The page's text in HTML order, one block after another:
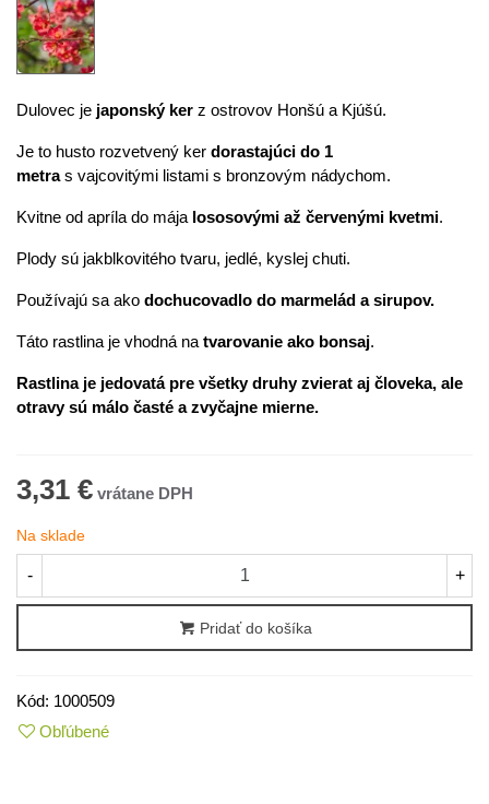
Dulovec je japonský ker z ostrovov Honšú a Kjúšú.
Je to husto rozvetvený ker dorastajúci do 1
metras vajcovitými listami s bronzovým nádychom.
Kvitne od apríla do mája lososovými až červenými kvetmi.
Plody sú jakblkovitého tvaru, jedlé, kyslej chuti.
Používajú sa ako dochucovadlo do marmelád a sirupov.
Táto rastlina je vhodná na tvarovanie ako bonsaj.
Rastlina je jedovatá pre všetky druhy zvierat aj človeka, ale
otravy sú málo časté a zvyčajne mierne.
3,31 €
Na sklade
- +
Pridať do košíka
Kód: 1000509
Obľúbené